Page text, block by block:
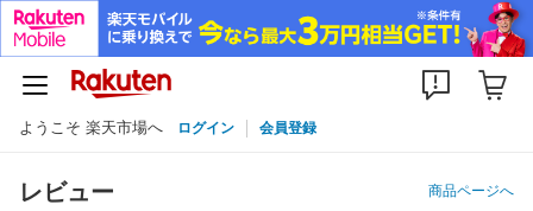
ようこそ 楽天市場へ ログイン 会員登録
レビュー 商品ページへ